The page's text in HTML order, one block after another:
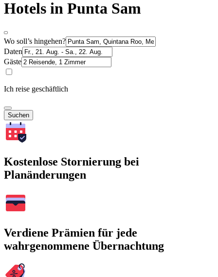
Hotels in Punta Sam
Wo soll’s hingehen?
Daten
Gäste
Ich reise geschäftlich
Suchen
Kostenlose Stornierung bei
Planänderungen
Verdiene Prämien für jede
wahrgenommene Übernachtung